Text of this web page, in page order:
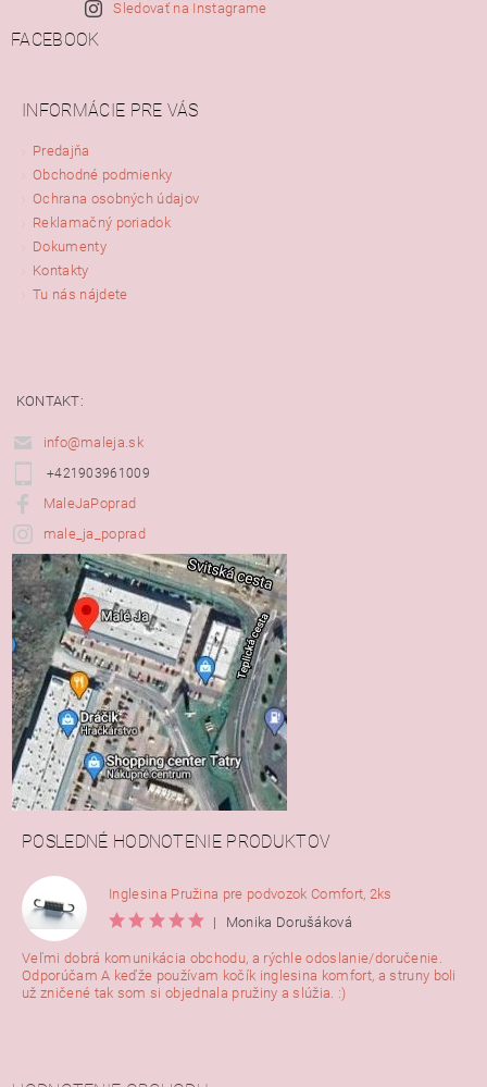
Sledovať na Instagrame
FACEBOOK
INFORMÁCIE PRE VÁS
Predajňa
Obchodné podmienky
Ochrana osobných údajov
Reklamačný poriadok
Dokumenty
Kontakty
Tu nás nájdete
KONTAKT:
info@maleja.sk
+421903961009
MaleJaPoprad
male_ja_poprad
POSLEDNÉ HODNOTENIE PRODUKTOV
Inglesina Pružina pre podvozok Comfort, 2ks
|
Monika Dorušáková
Veľmi dobrá komunikácia obchodu, a rýchle odoslanie/doručenie.
Odporúčam A keďže používam kočík inglesina komfort, a struny boli
už zničené tak som si objednala pružiny a slúžia. :)